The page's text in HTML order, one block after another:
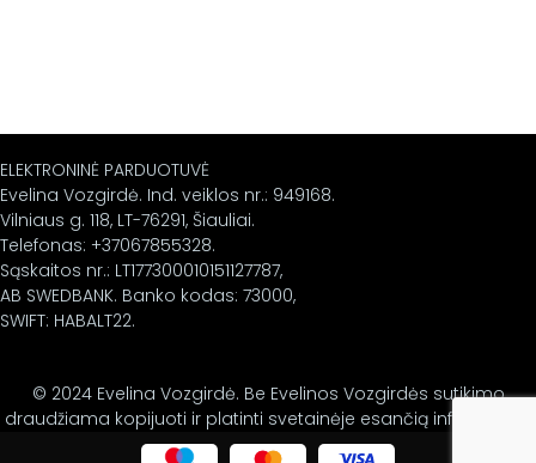
ELEKTRONINĖ PARDUOTUVĖ
Evelina Vozgirdė. Ind. veiklos nr.: 949168.
Vilniaus g. 118, LT-76291, Šiauliai.
Telefonas: +37067855328.
Sąskaitos nr.: LT177300010151127787,
AB SWEDBANK. Banko kodas: 73000,
SWIFT: HABALT22.
© 2024 Evelina Vozgirdė. Be Evelinos Vozgirdės sutikimo
draudžiama kopijuoti ir platinti svetainėje esančią informaciją.